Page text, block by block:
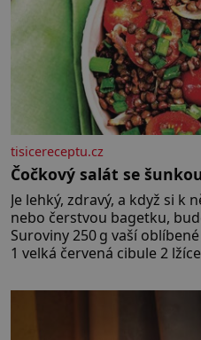
tisicereceptu.cz
Čočkový salát se
Je lehký, zdravý, a když si k
nebo čerstvou bagetku,
Suroviny 250 g vaší oblíbené čočky 150 g cherry rajčátek
1 velká červená cibule 2 lžíce